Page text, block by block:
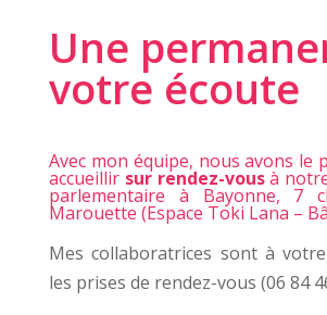
Une
votre écoute
Avec mon équipe, nous avons le
accueillir sur rendez-vousà
parlementaire à Bayonne, 7
Marouette (Espace Toki Lana –
Mes collaboratrices sont à
les prises de rendez-vous (06 84